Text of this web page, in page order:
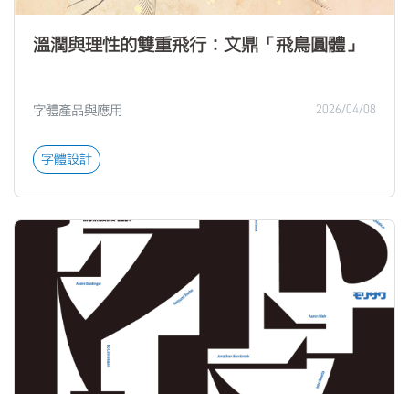
溫潤與理性的雙重飛行：文鼎「飛鳥圓體」
字體產品與應用 2026/04/08
字體設計